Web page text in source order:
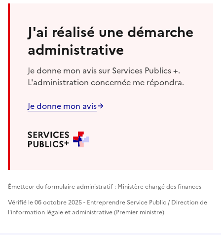
J'ai réalisé une démarche
administrative
Je donne mon avis sur Services Publics +.
L'administration concernée me répondra.
Je donne mon avis
Émetteur du formulaire administratif : Ministère chargé des finances
Vérifié le 06 octobre 2025 - Entreprendre Service Public / Direction de
l'information légale et administrative (Premier ministre)